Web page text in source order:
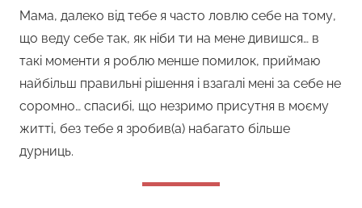
Мама, далеко від тебе я часто ловлю себе на тому,
що веду себе так, як ніби ти на мене дивишся… в
такі моменти я роблю менше помилок, приймаю
найбільш правильні рішення і взагалі мені за себе не
соромно… спасибі, що незримо присутня в моєму
житті, без тебе я зробив(а) набагато більше
дурниць.